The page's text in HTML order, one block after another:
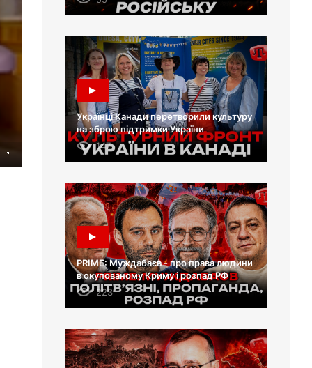
Українці Канади перетворили культуру
на зброю підтримки України
147
PRIME: Муждабаєв - про права людини
в окупованому Криму і розпад РФ
223